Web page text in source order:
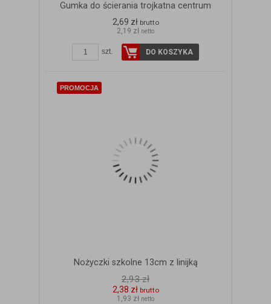
Gumka do ścierania trojkatna centrum
2,69 zł brutto
2,19 zł netto
szt. DO KOSZYKA
PROMOCJA
Nożyczki szkolne 13cm z linijką
2,93 zł
2,38 zł brutto
1,93 zł netto